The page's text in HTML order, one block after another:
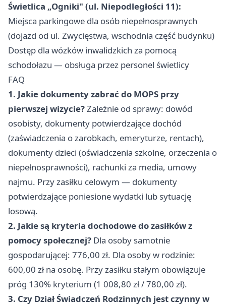
Świetlica „Ogniki" (ul. Niepodległości 11):
Miejsca parkingowe dla osób niepełnosprawnych
(dojazd od ul. Zwycięstwa, wschodnia część budynku)
Dostęp dla wózków inwalidzkich za pomocą
schodołazu — obsługa przez personel świetlicy
FAQ
1. Jakie dokumenty zabrać do MOPS przy
pierwszej wizycie?Zależnie od sprawy: dowód
osobisty, dokumenty potwierdzające dochód
(zaświadczenia o zarobkach, emeryturze, rentach),
dokumenty dzieci (oświadczenia szkolne, orzeczenia o
niepełnosprawności), rachunki za media, umowy
najmu. Przy zasiłku celowym — dokumenty
potwierdzające poniesione wydatki lub sytuację
losową.
2. Jakie są kryteria dochodowe do zasiłków z
pomocy społecznej? Dla osoby samotnie
gospodarującej: 776,00 zł. Dla osoby w rodzinie:
600,00 zł na osobę. Przy zasiłku stałym obowiązuje
próg 130% kryterium (1 008,80 zł / 780,00 zł).
3. Czy Dział Świadczeń Rodzinnych jest czynny w